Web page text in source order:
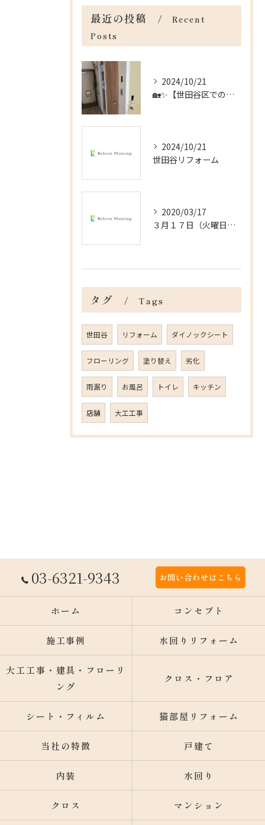
最近の投稿
Recent
Posts
2024/10/21
🏡✨【世田谷区でのリフォームのお手伝い】✨🏡
2024/10/21
世田谷リフォーム
2020/03/17
３月１７日（火曜日）＠杉並区の戸建の内装工事
タグ Tags
世田谷 リフォーム ダイノックシート
フローリング 塗り替え 劣化
雨漏り お風呂 トイレ キッチン
店舗 大工工事
03-6321-9343 お問い合わせはこちら
ホーム コンセプト
施工事例 水回りリフォーム
大工工事・建具・フローリ
ング
クロス・フロア
シート・フィルム 猫部屋リフォーム
当社の特徴 戸建て
内装 水回り
クロス マンション